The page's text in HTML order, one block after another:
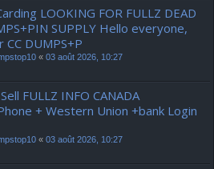
LOOKING FOR FULLZ DEAD
SUPPLY Hello everyone,
DUMPS+P
« 03 août 2026, 10:27
FULLZ INFO CANADA
+ Western Union +bank Login
« 03 août 2026, 10:27